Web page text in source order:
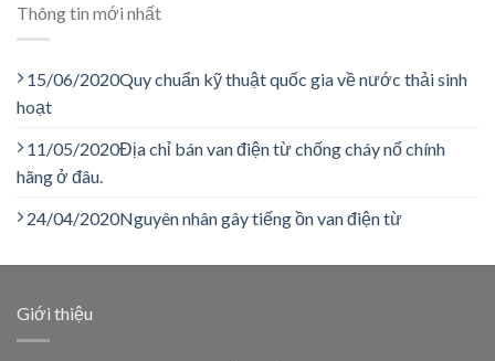
Thông tin mới nhất
15/06/2020Quy chuẩn kỹ thuật quốc gia về nước thải sinh
hoạt
11/05/2020Địa chỉ bán van điện từ chống cháy nổ chính
hãng ở đâu.
24/04/2020Nguyên nhân gây tiếng ồn van điện từ
Giới thiệu